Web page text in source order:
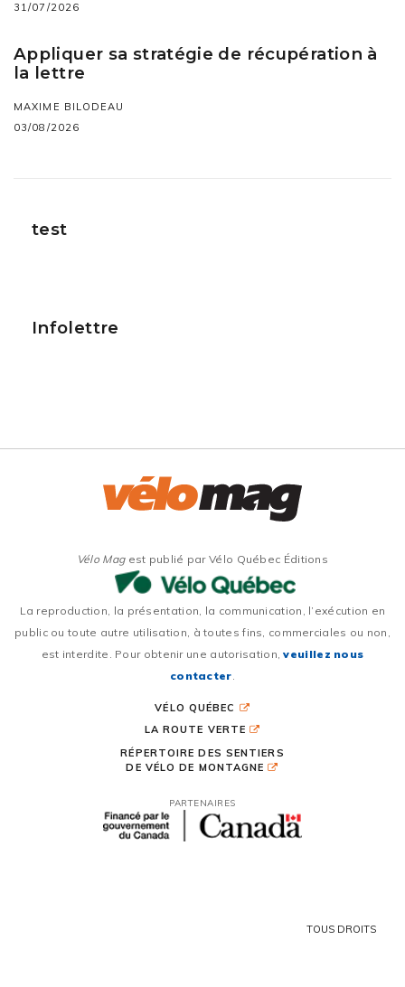
31/07/2026
Appliquer sa stratégie de récupération à
la lettre
MAXIME BILODEAU
03/08/2026
test
Infolettre
Vélo Magest publié par Vélo Québec Éditions
La reproduction, la présentation, la communication, l’exécution en
public ou toute autre utilisation, à toutes fins, commerciales ou non,
est interdite. Pour obtenir une autorisation,veuillez nous
contacter
VÉLO QUÉBEC
LA ROUTE VERTE
RÉPERTOIRE DES SENTIERS
DE VÉLO DE MONTAGNE
PARTENAIRES
TOUS DROITS